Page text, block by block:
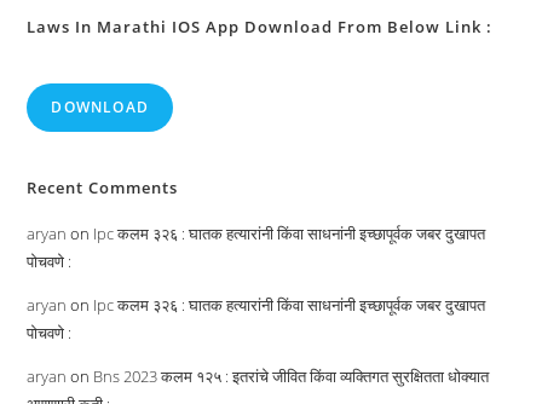
Laws In Marathi IOS App Download From Below Link :
DOWNLOAD
Recent Comments
aryan on Ipc कलम ३२६ : घातक हत्यारांनी किंवा साधनांनी इच्छापूर्वक जबर दुखापत
पोचवणे :
aryan on Ipc कलम ३२६ : घातक हत्यारांनी किंवा साधनांनी इच्छापूर्वक जबर दुखापत
पोचवणे :
aryan on Bns 2023 कलम १२५ : इतरांचे जीवित किंवा व्यक्तिगत सुरक्षितता धोक्यात